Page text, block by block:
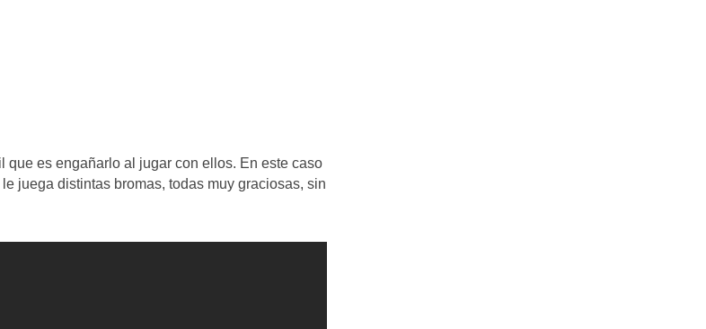
que es engañarlo al jugar con ellos. En este caso
juega distintas bromas, todas muy graciosas, sin